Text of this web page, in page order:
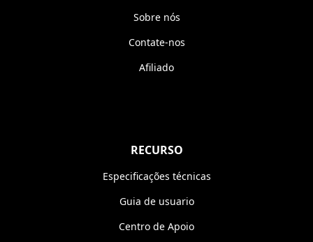
Sobre nós
Contate-nos
Afiliado
RECURSO
Especificações técnicas
Guia de usuario
Centro de Apoio